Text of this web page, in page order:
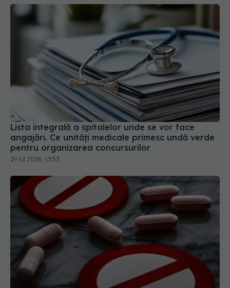
Lista integrală a spitalelor unde se vor face
angajări. Ce unități medicale primesc undă verde
pentru organizarea concursurilor
29 iul 2026, 13:53
Colebil și Panzcebil, blocate temporar în farmacii.
ANMDMR explică de ce a luat măsura